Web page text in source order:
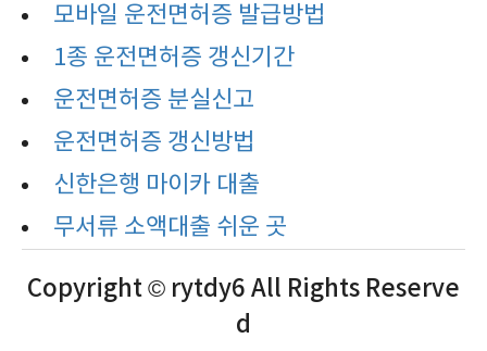
모바일 운전면허증 발급방법
1종 운전면허증 갱신기간
운전면허증 분실신고
운전면허증 갱신방법
신한은행 마이카 대출
무서류 소액대출 쉬운 곳
Copyright © rytdy6 All Rights Reserve
d